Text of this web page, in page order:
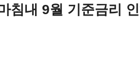
침내 9월 기준금리